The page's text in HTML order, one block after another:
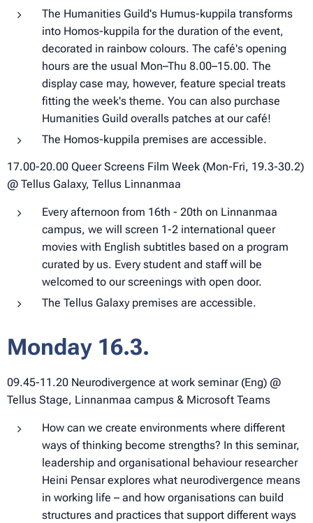
The Humanities Guild's Humus-kuppila transforms
into Homos-kuppila for the duration of the event,
decorated in rainbow colours. The café's opening
hours are the usual Mon–Thu 8.00–15.00. The
display case may, however, feature special treats
fitting the week's theme. You can also purchase
Humanities Guild overalls patches at our café!
The Homos-kuppila premises are accessible.
17.00-20.00 Queer Screens Film Week (Mon-Fri, 19.3-30.2)
@ Tellus Galaxy, Tellus Linnanmaa
Every afternoon from 16th - 20th on Linnanmaa
campus, we will screen 1-2 international queer
movies with English subtitles based on a program
curated by us. Every student and staff will be
welcomed to our screenings with open door.
The Tellus Galaxy premises are accessible.
Monday 16.3.
09.45-11.20 Neurodivergence at work seminar (Eng) @
Tellus Stage, Linnanmaa campus & Microsoft Teams
How can we create environments where different
ways of thinking become strengths? In this seminar,
leadership and organisational behaviour researcher
Heini Pensar explores what neurodivergence means
in working life – and how organisations can build
structures and practices that support different ways